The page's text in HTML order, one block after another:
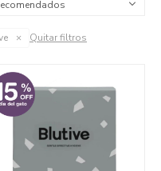
Quitar filtros